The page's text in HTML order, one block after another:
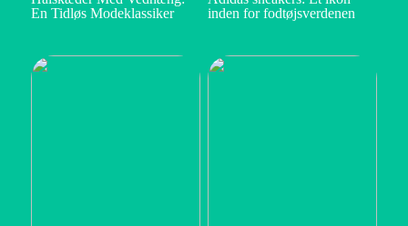
En Tidløs Modeklassiker
inden for fodtøjsverdenen